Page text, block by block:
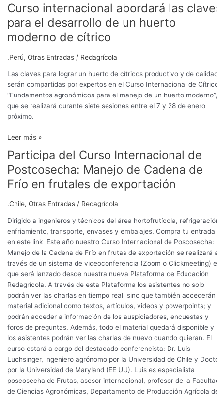
Curso internacional abordará las
para el desarrollo de un huerto
moderno de cítrico
.Perú, Otras Entradas / Redagrícola
Las claves para lograr un huerto de cítricos productivo y de
serán compartidas por expertos en el Curso Internacional de
“Fundamentos agronómicos para el manejo de un huerto moderno”,
que se realizará durante siete sesiones entre el 7 y 28 de enero
próximo.
Leer más »
Participa del Curso Internacional de
Postcosecha: Manejo de Cadena de
Frío en frutales de exportación
.Chile, Otras Entradas / Redagrícola
Dirigido a ingenieros y técnicos del área hortofrutícola,
enfriamiento, transporte, envases y embalajes. Compra tu entrada
en este link Este año nuestro Curso Internacional de Poscosecha:
Manejo de la Cadena de Frío en frutas de exportación se realizará
través de un sistema de videoconferencia (Zoom o Clickmeeting)
que será lanzado desde nuestra nueva Plataforma de Educación
Redagrícola. A través de esta Plataforma los asistentes no solo
podrán ver las charlas en tiempo real, sino que también accederán
material adicional como textos, artículos, videos y powerpoints; y
podrán acceder a información de los auspiciadores, encuestas y
foros de preguntas. Además, todo el material quedará disponible y
los asistentes podrán ver las charlas de nuevo cuando quieran. El
curso estará a cargo del destacado conferencista: Dr. Luis
Luchsinger, ingeniero agrónomo por la Universidad de Chile y
por la Universidad de Maryland (EE UU). Luis es especialista
poscosecha de Frutas, asesor internacional, profesor de la
de Ciencias Agronómicas, Departamento de Producción Agrícola
Participa
del
Curso
Internacional
Postcosecha:
Manejo
Cadena
de
Frío
frutales
exportación